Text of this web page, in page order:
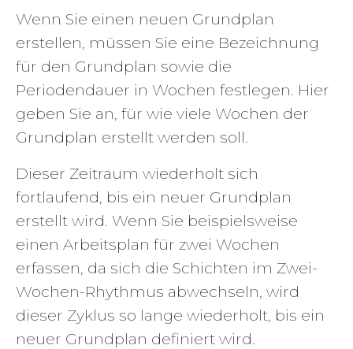
Wenn Sie einen neuen Grundplan
erstellen, müssen Sie eine Bezeichnung
für den Grundplan sowie die
Periodendauer in Wochen festlegen. Hier
geben Sie an, für wie viele Wochen der
Grundplan erstellt werden soll.
Dieser Zeitraum wiederholt sich
fortlaufend, bis ein neuer Grundplan
erstellt wird. Wenn Sie beispielsweise
einen Arbeitsplan für zwei Wochen
erfassen, da sich die Schichten im Zwei-
Wochen-Rhythmus abwechseln, wird
dieser Zyklus so lange wiederholt, bis ein
neuer Grundplan definiert wird.